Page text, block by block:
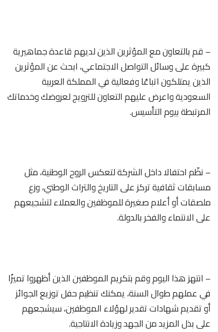
– قم بالتعاون مع المؤثرين الذين لديهم قاعدة جماهيرية
كبيرة على وسائل التواصل الاجتماعي، ابحث عن المؤثرين
الذين يمتلكون اتباعًا وفعالية في المملكة العربية
السعودية واعرض عليهم التعاون للترويج لعروضك وخدماتك
المرتبطة بيوم التأسيس.
– نظّم احتفالا داخل الشركة لتعكس الروح الوطنية، مثل
مسابقات ثقافية تركز على التاريخ والتراث الوطني، وزع
ملصقات أو أعلام صغيرة للموظفين والعملاء لتشجيعهم
على الانتماء والفخر بالدولة.
– انتهز هذا اليوم وقم بتكريم الموظفين الذين أظهروا تميزًا
في عملهم طوال السنة، يمكنك تنظيم حفل توزيع الجوائز
أو تقديم شهادات تقدير لهؤلاء الموظفين، سيشجعهم
على بذل المزيد من الجهد وزيادة الانتاجية.